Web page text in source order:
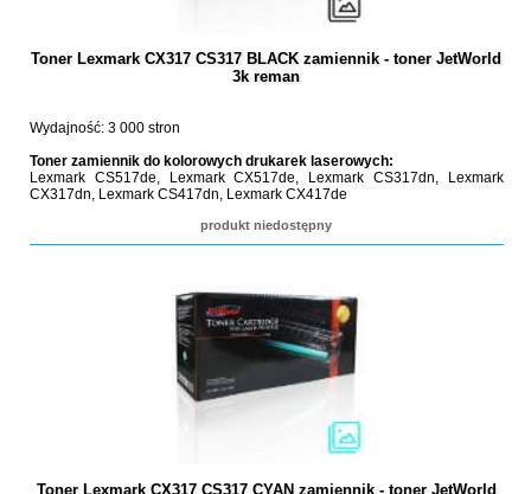
Toner Lexmark CX317 CS317 BLACK zamiennik - toner JetWorld
3k reman
Wydajność: 3 000 stron
Toner zamiennik do kolorowych drukarek laserowych:
Lexmark CS517de, Lexmark CX517de, Lexmark CS317dn, Lexmark
CX317dn, Lexmark CS417dn, Lexmark CX417de
produkt niedostępny
Toner Lexmark CX317 CS317 CYAN zamiennik - toner JetWorld